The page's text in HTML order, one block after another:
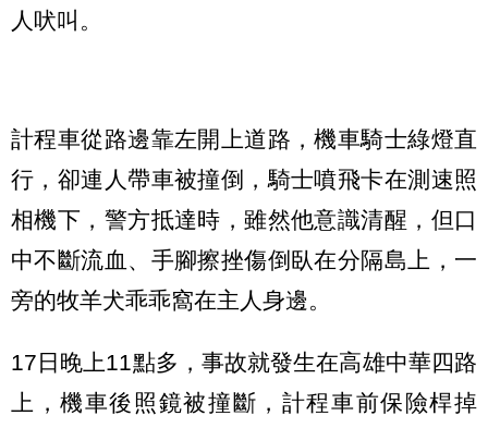
人吠叫。
計程車從路邊靠左開上道路，機車騎士綠燈直
行，卻連人帶車被撞倒，騎士噴飛卡在測速照
相機下，警方抵達時，雖然他意識清醒，但口
中不斷流血、手腳擦挫傷倒臥在分隔島上，一
旁的牧羊犬乖乖窩在主人身邊。
17日晚上11點多，事故就發生在高雄中華四路
上，機車後照鏡被撞斷，計程車前保險桿掉